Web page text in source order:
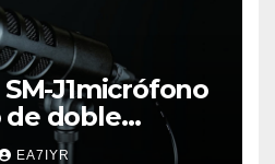
J1micrófono
de doble
EA7IYR